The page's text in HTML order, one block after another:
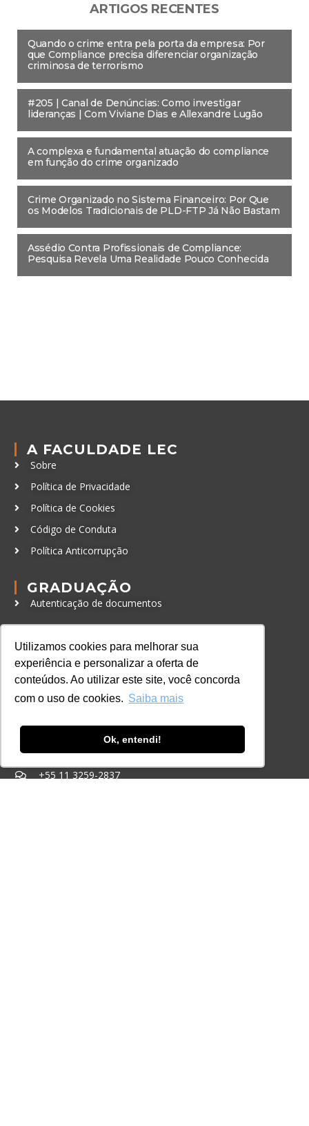
Utilizamos cookies para melhorar sua
experiência e personalizar a oferta de
conteúdos. Ao utilizar este site, você concorda
com o uso de cookies. Saiba mais
Ok, entendi!
ARTIGOS RECENTES
Quando o crime entra pela porta da empresa: Por
que Compliance precisa diferenciar organização
criminosa de terrorismo
#205 | Canal de Denúncias: Como investigar
lideranças | Com Viviane Dias e Allexandre Lugão
A complexa e fundamental atuação do compliance
em função do crime organizado
Crime Organizado no Sistema Financeiro: Por Que
os Modelos Tradicionais de PLD-FTP Já Não Bastam
Assédio Contra Profissionais de Compliance:
Pesquisa Revela Uma Realidade Pouco Conhecida
A FACULDADE LEC
Sobre
Política de Privacidade
Política de Cookies
Código de Conduta
Política Anticorrupção
GRADUAÇÃO
Autenticação de documentos
CERTIFICAÇÕES
Online
In Company
Eventos
Certificações
+55 11 3259-2837